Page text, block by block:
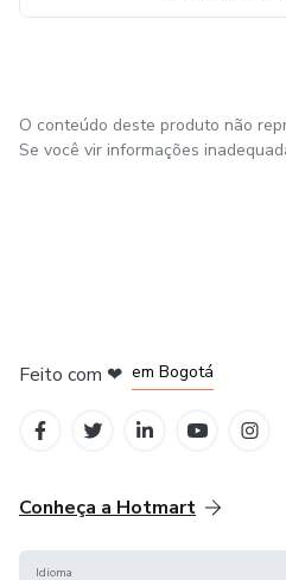
O conteúdo deste produto não
Se você vir informações
Feito com ❤ em Bogotá
Conheça a Hotmart
Idioma